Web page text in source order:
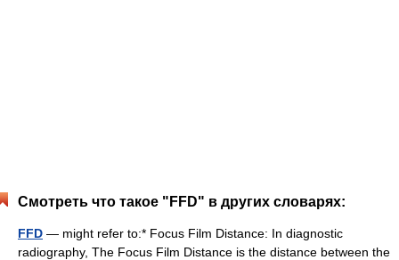
Смотреть что такое "FFD" в других словарях:
FFD — might refer to:* Focus Film Distance: In diagnostic
radiography, The Focus Film Distance is the distance between the